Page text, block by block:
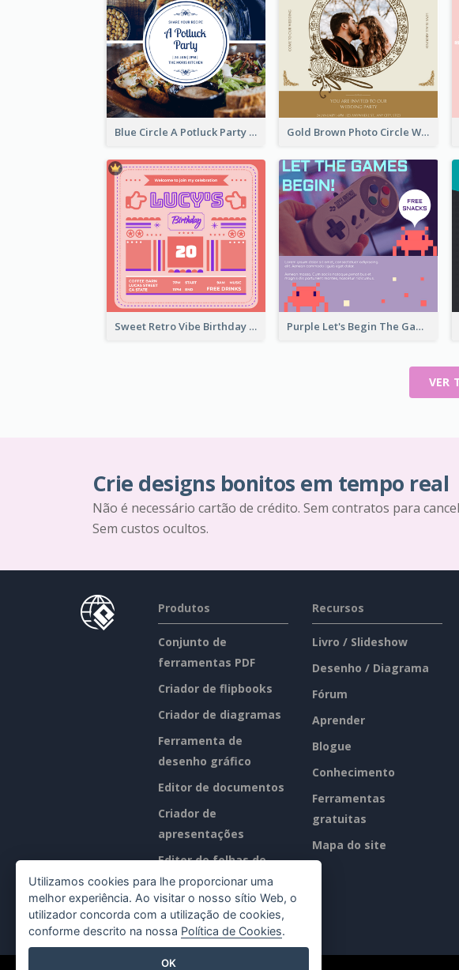
Blue Circle A Potluck Party Invitation Gold Brown Photo Circle Wedding Invitation
Sweet Retro Vibe Birthday Party Invitation Ideas Purple Let's Begin The Games Entry Invitation
VER
Crie designs bonitos em tempo real
Não é necessário cartão de crédito. Sem contratos para
Sem custos ocultos.
Produtos
Conjunto de
ferramentas PDF
Criador de flipbooks
Criador de diagramas
Ferramenta de
desenho gráfico
Editor de documentos
Criador de
apresentações
Editor de folhas de
cálculo
Preços
Recursos
Livro / Slideshow
Desenho / Diagrama
Fórum
Aprender
Blogue
Conhecimento
Ferramentas
gratuitas
Mapa do site
Utilizamos cookies para lhe proporcionar uma
melhor experiência. Ao visitar o nosso sítio Web, o
utilizador concorda com a utilização de cookies,
conforme descrito na nossa Política de Cookies.
OK